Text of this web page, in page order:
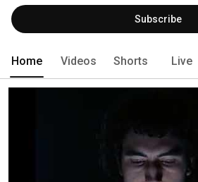
Subscribe
Home Videos Shorts Live